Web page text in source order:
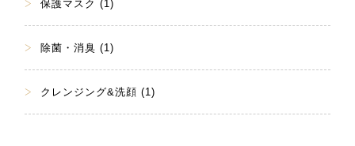
保護マスク (1)
除菌・消臭 (1)
クレンジング&洗顔 (1)